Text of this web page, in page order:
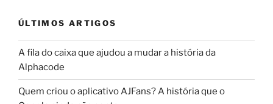
ÚLTIMOS ARTIGOS
A fila do caixa que ajudou a mudar a história da
Alphacode
Quem criou o aplicativo AJFans? A história que o